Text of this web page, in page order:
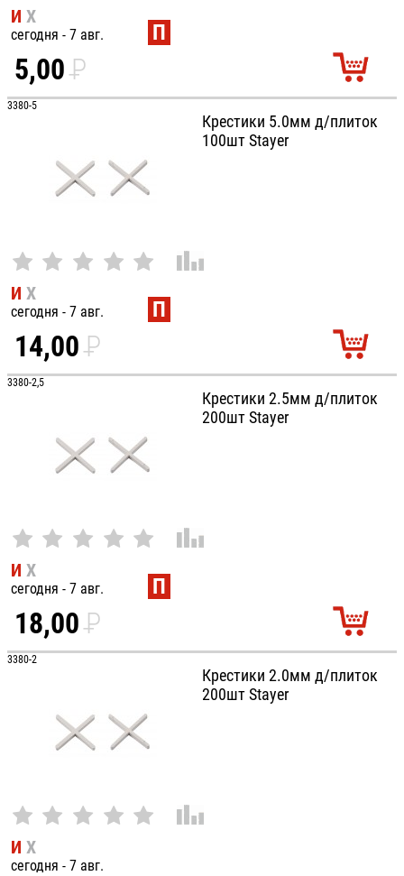
И Х
сегодня - 7 авг. П
5,00P
УБ.
3380-5
Крестики 5.0мм д/плиток
100шт Stayer
И Х
сегодня - 7 авг. П
14,00P
УБ.
3380-2,5
Крестики 2.5мм д/плиток
200шт Stayer
И Х
сегодня - 7 авг. П
18,00P
УБ.
3380-2
Крестики 2.0мм д/плиток
200шт Stayer
И Х
сегодня - 7 авг.